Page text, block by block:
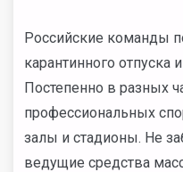
Российские команды
карантинного отпуска
Постепенно в разных
профессиональных
залы и стадионы. Не
ведущие средства